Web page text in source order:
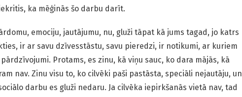
ka mēģinās šo darbu darīt.
emociju, jautājumu, nu, gluži tāpat kā jums tagad, jo katrs
ir ar savu dzīvesstāstu, savu pieredzi, ir notikumi, ar kuriem
Protams, es zinu, kā viņu sauc, ko dara mājās, kā
nav. Zinu visu to, ko cilvēki paši pastāsta, speciāli nejautāju, un
darbu es gluži nedaru. Ja cilvēka iepirkšanās vietā nav, tad